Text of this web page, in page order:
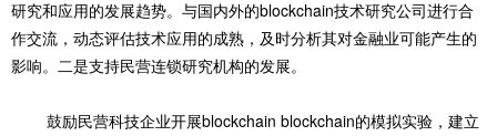
研究和应用的发展趋势。与国内外的blockchain技术研究公司进行合
作交流，动态评估技术应用的成熟，及时分析其对金融业可能产生的
影响。二是支持民营连锁研究机构的发展。
鼓励民营科技企业开展blockchain blockchain的模拟实验，建立